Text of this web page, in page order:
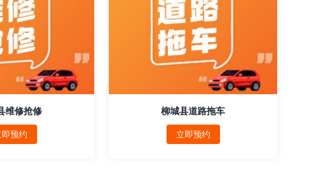
维修抢修
即预约
柳城县道路拖车
立即预约